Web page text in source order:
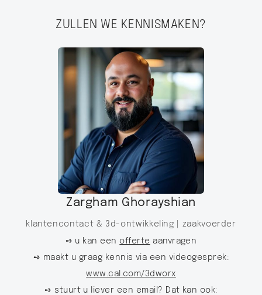
ZULLEN WE KENNISMAKEN?
Zargham Ghorayshian
klantencontact & 3d-ontwikkeling | zaakvoerder
➺ u kan een offerte aanvragen
➺ maakt u graag kennis via een videogesprek:
www.cal.com/3dworx
➺ stuurt u liever een email? Dat kan ook: